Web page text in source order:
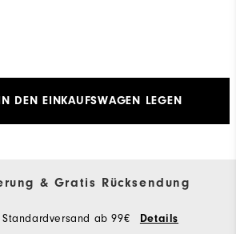
DEN EINKAUFSWAGEN LEGEN
& Gratis Rücksendung
ab 99€ Details